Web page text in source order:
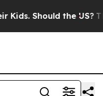
Should the US? The